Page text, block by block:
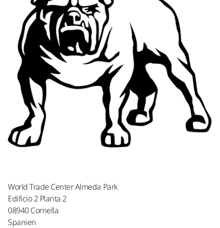
World Trade Center Almeda Park
Edificio 2 Planta 2
08940 Cornella
Spanien